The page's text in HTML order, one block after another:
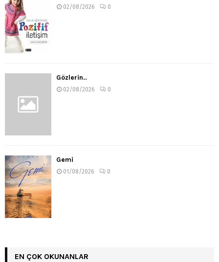
02/08/2026 0
Gözlerin..
02/08/2026 0
Gemi
01/08/2026 0
EN ÇOK OKUNANLAR